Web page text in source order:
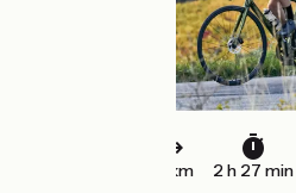
41 km 2 h 27 min